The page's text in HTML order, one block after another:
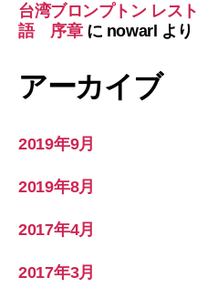
台湾ブロンプトン レス
語 序章に nowarl より
アーカイブ
2019年9月
2019年8月
2017年4月
2017年3月